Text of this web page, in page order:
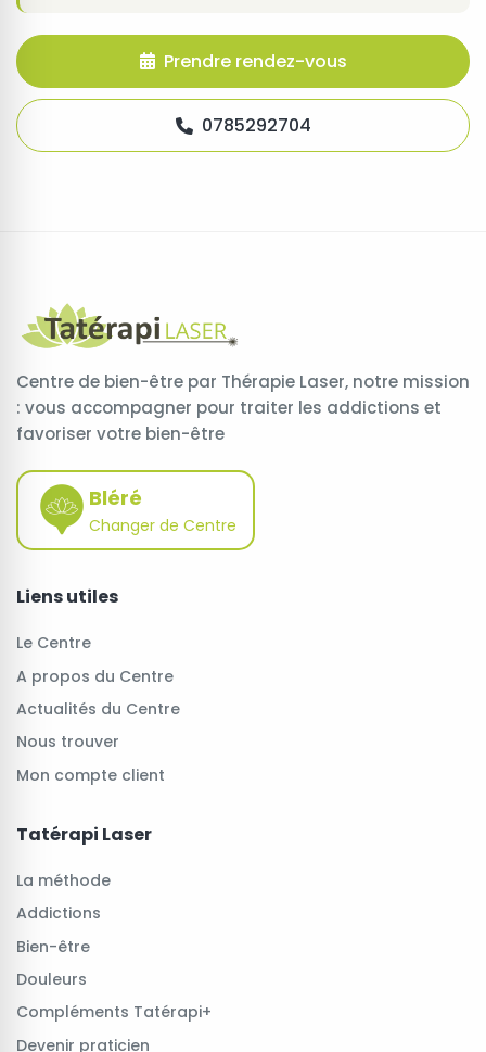
Prendre rendez-vous
0785292704
Centre de bien-être par Thérapie Laser, notre mission
: vous accompagner pour traiter les addictions et
favoriser votre bien-être
Bléré
Changer de Centre
Liens utiles
Le Centre
A propos du Centre
Actualités du Centre
Nous trouver
Mon compte client
Tatérapi Laser
La méthode
Addictions
Bien-être
Douleurs
Compléments Tatérapi+
Devenir praticien